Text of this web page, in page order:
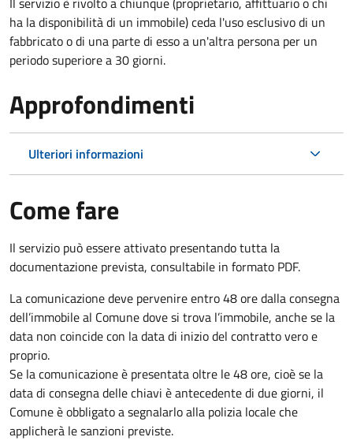
ha la disponibilità di un immobile) ceda l'uso esclusivo di un
fabbricato o di una parte di esso a un'altra persona per un
periodo superiore a 30 giorni.
Approfondimenti
Ulteriori informazioni
Come fare
Il servizio può essere attivato presentando tutta la
documentazione prevista, consultabile in formato PDF.
La comunicazione deve pervenireentro 48 oredalla consegna
dell’immobile al Comune dove si trova l’immobile, anche se la
data non coincide con la data di inizio del contratto vero e
proprio.
Se la comunicazione è presentata oltre le 48 ore, cioè se la
data di consegna delle chiavi è antecedente di due giorni, il
Comune è obbligato a segnalarlo alla polizia locale che
applicherà le sanzioni previste.